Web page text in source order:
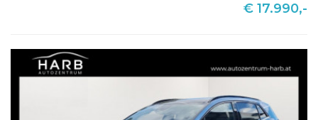
€ 17.990,-